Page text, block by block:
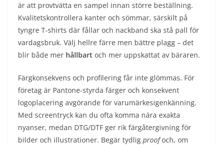
är att provtvätta en sampel innan större beställning.
Kvalitetskontrollera kanter och sömmar, särskilt på
tyngre T-shirts där fållar och nackband ska stå pall för
vardagsbruk. Välj hellre färre men bättre plagg – det
blir både mer hållbart och mer uppskattat av bäraren.
Färgkonsekvens och profilering får inte glömmas. För
företag är Pantone-styrda färger och konsekvent
logoplacering avgörande för varumärkesigenkänning.
Med screentryck kan du ofta komma nära exakta
nyanser, medan DTG/DTF ger rik färgåtergivning för
bilder och illustrationer. Begär tydlig proofoch, om